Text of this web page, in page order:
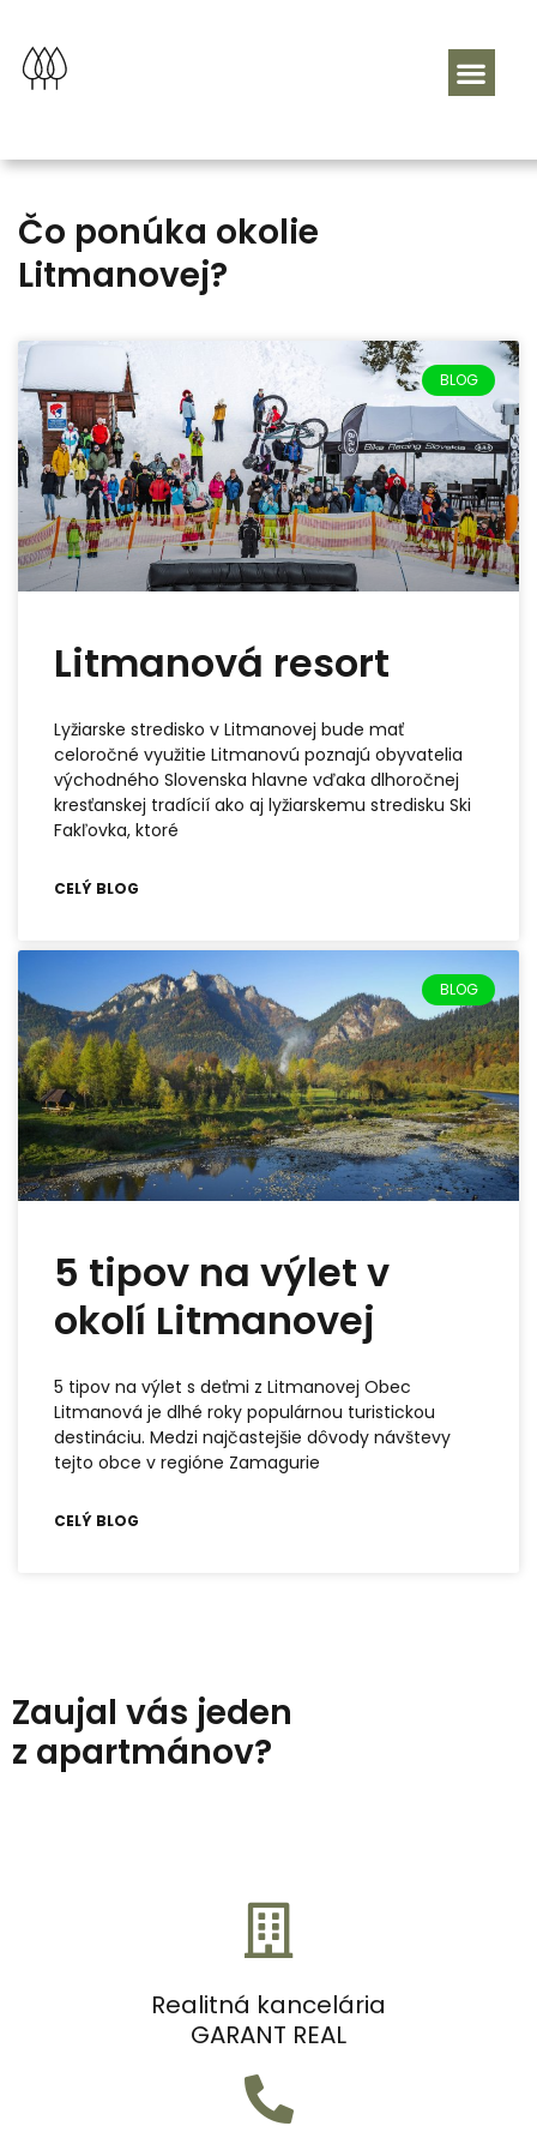
Čo ponúka okolie
Litmanovej?
BLOG
Litmanová resort
Lyžiarske stredisko v Litmanovej bude mať
celoročné využitie Litmanovú poznajú obyvatelia
východného Slovenska hlavne vďaka dlhoročnej
kresťanskej tradícií ako aj lyžiarskemu stredisku Ski
Fakľovka, ktoré
CELÝ BLOG
BLOG
5 tipov na výlet v
okolí Litmanovej
5 tipov na výlet s deťmi z Litmanovej Obec
Litmanová je dlhé roky populárnou turistickou
destináciu. Medzi najčastejšie dôvody návštevy
tejto obce v regióne Zamagurie
CELÝ BLOG
Zaujal vás jeden
z apartmánov?
Realitná kancelária
GARANT REAL